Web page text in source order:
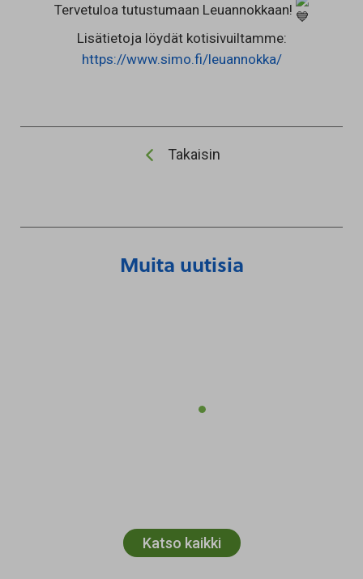
Tervetuloa tutustumaan Leuannokkaan!
Lisätietoja löydät kotisivuiltamme:
https://www.simo.fi/leuannokka/
Takaisin
Muita uutisia
Katso kaikki